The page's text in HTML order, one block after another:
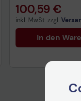
100,59 €
inkl. MwSt. zzgl.
In den